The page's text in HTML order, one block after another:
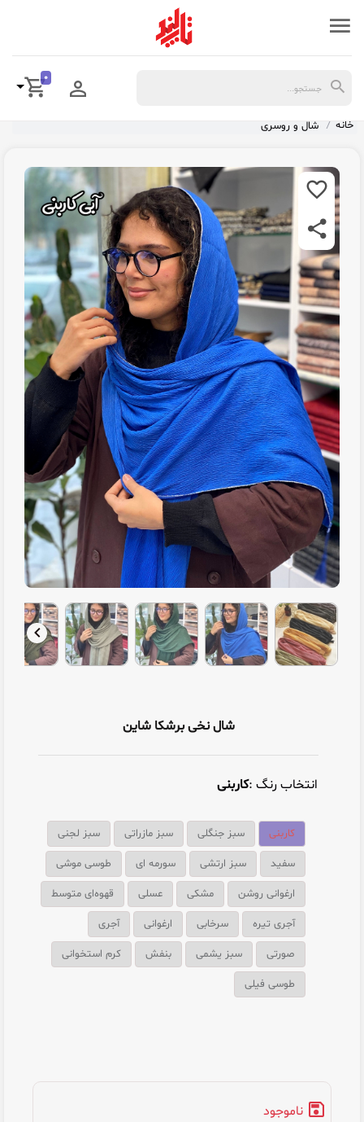
0
خانه شال و روسری
شال نخی برشکا شاین
انتخاب رنگ :کاربنی
کاربنی سبز جنگلی سبز مازراتی سبز لجنی
سفید سبز ارتشی سورمه ای طوسی موشی
ارغوانی روشن مشکی عسلی قهوه‌ای متوسط
آجری تیره سرخابی ارغوانی آجری
صورتی سبز یشمی بنفش کرم استخوانی
طوسی فیلی
ناموجود